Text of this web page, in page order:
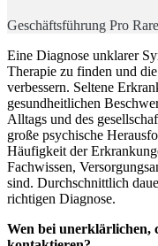
Geschäftsführung Pro
Eine Diagnose unklarer
Therapie zu finden und
verbessern. Seltene
gesundheitlichen
Alltags und des
große psychische
Häufigkeit der
Fachwissen,
sind. Durchschnittlich
richtigen Diagnose.
Wen bei unerklärlichen,